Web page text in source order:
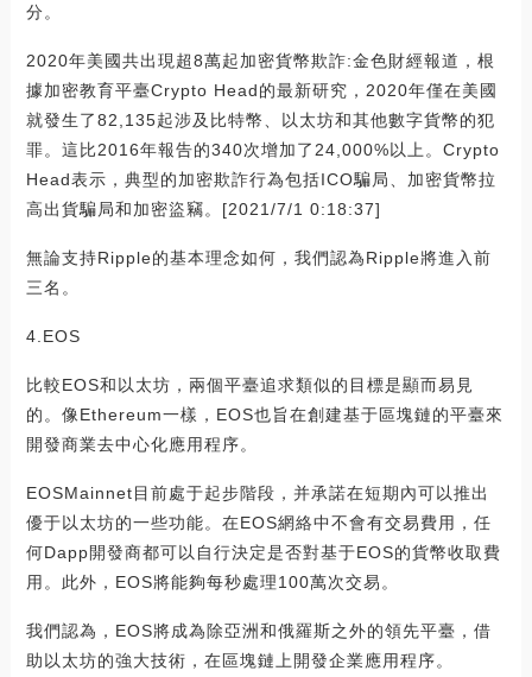
分。
2020年美國共出現超8萬起加密貨幣欺詐:金色財經報道，根
據加密教育平臺Crypto Head的最新研究，2020年僅在美國
就發生了82,135起涉及比特幣、以太坊和其他數字貨幣的犯
罪。這比2016年報告的340次增加了24,000%以上。Crypto
Head表示，典型的加密欺詐行為包括ICO騙局、加密貨幣拉
高出貨騙局和加密盜竊。[2021/7/1 0:18:37]
無論支持Ripple的基本理念如何，我們認為Ripple將進入前
三名。
4.EOS
比較EOS和以太坊，兩個平臺追求類似的目標是顯而易見
的。像Ethereum一樣，EOS也旨在創建基于區塊鏈的平臺來
開發商業去中心化應用程序。
EOSMainnet目前處于起步階段，并承諾在短期內可以推出
優于以太坊的一些功能。在EOS網絡中不會有交易費用，任
何Dapp開發商都可以自行決定是否對基于EOS的貨幣收取費
用。此外，EOS將能夠每秒處理100萬次交易。
我們認為，EOS將成為除亞洲和俄羅斯之外的領先平臺，借
助以太坊的強大技術，在區塊鏈上開發企業應用程序。